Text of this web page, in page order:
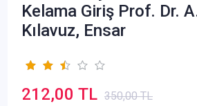
Kelama Giriş Prof. Dr.
Kılavuz, Ensar
212,00 TL 350,00 TL